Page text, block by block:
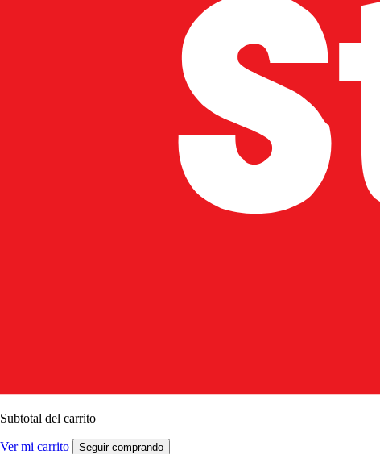
Subtotal del carrito
Ver mi carrito Seguir comprando